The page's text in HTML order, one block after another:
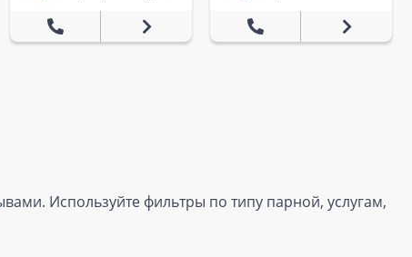
Используйте фильтры по типу парной, услугам,